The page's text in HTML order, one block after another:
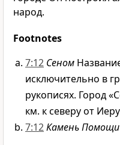
народ.
Footnotes
7:12 Сеном
исключительно в
рукописях. Город
км. к северу от
7:12Камень Помощи